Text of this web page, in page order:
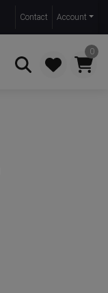
Contact Account
0